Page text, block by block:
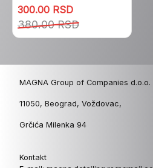
300.00 RSD
380.00 RSD
MAGNA Group of Companies d.o.o.
11050, Beograd, Voždovac,
Grčića Milenka 94
Kontakt